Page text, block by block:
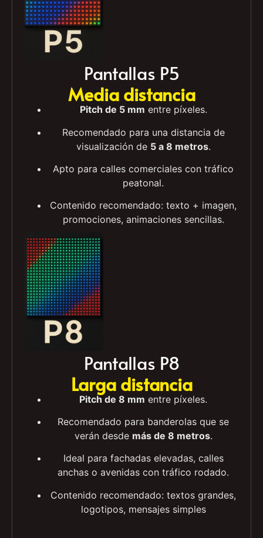
Pantallas P5
Media distancia
Pitch de 5 mmentre píxeles.
Recomendado para una distancia de
visualización de5 a 8 metros.
peatonal.
Contenido recomendado: texto + imagen,
promociones, animaciones sencillas.
Pantallas P8
Larga distancia
Pitch de 8 mm entre píxeles.
Recomendado para banderolas que se
verán desdemás de 8 metros
anchas o avenidas con tráfico rodado.